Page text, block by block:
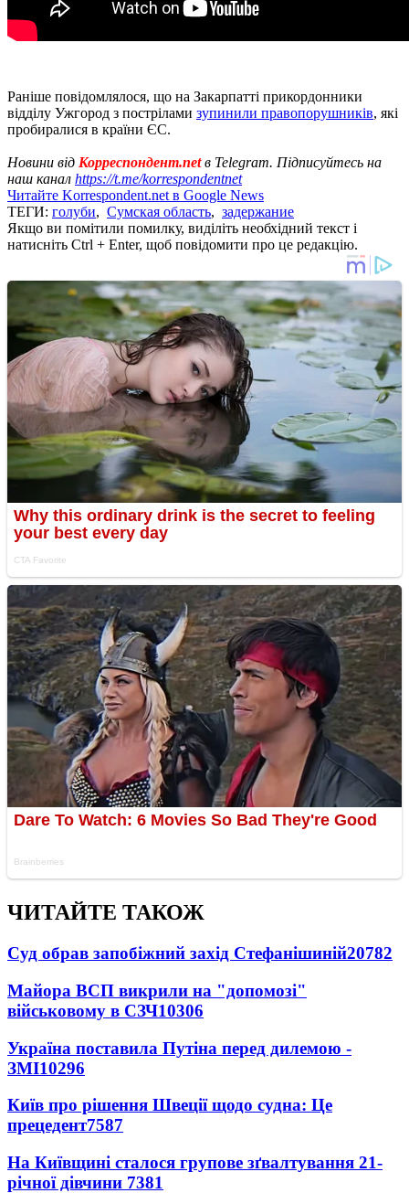
Раніше повідомлялося, що на Закарпатті прикордонники
відділу Ужгород з пострілами зупинили правопорушників, які
пробиралися в країни ЄС.
Новини від Корреспондент.netв Telegram. Підписуйтесь на
наш канал https://t.me/korrespondentnet
Читайте Korrespondent.net в Google News
ТЕГИ: голуби, Сумская область, задержание
Якщо ви помітили помилку, виділіть необхідний текст і
натисніть Ctrl + Enter, щоб повідомити про це редакцію.
ЧИТАЙТЕ ТАКОЖ
Суд обрав запобіжний захід Стефанішиній20782
Майора ВСП викрили на "допомозі"
військовому в СЗЧ10306
Україна поставила Путіна перед дилемою -
ЗМІ10296
Київ про рішення Швеції щодо судна: Це
прецедент7587
На Київщині сталося групове зґвалтування 21-
річної дівчини 7381